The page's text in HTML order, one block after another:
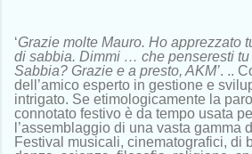
‘Grazie molte Mauro. Ho apprezzato
di sabbia. Dimmi … che penseresti
Sabbia? Grazie e a presto, AKM’. ..
dell’amico esperto in gestione e
intrigato. Se etimologicamente la
connotato festivo è da tempo usata
l’assemblaggio di una vasta gamma
Festival musicali, cinematografici, di